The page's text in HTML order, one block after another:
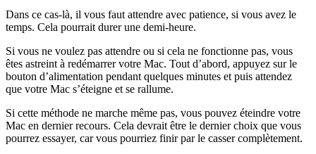
Dans ce cas-là, il vous faut attendre avec patience, si vous avez le
temps. Cela pourrait durer une demi-heure.
Si vous ne voulez pas attendre ou si cela ne fonctionne pas, vous
êtes astreint à redémarrer votre Mac. Tout d’abord, appuyez sur le
bouton d’alimentation pendant quelques minutes et puis attendez
que votre Mac s’éteigne et se rallume.
Si cette méthode ne marche même pas, vous pouvez éteindre votre
Mac en dernier recours. Cela devrait être le dernier choix que vous
pourrez essayer, car vous pourriez finir par le casser complètement.